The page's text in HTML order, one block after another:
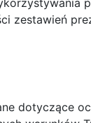
zestawień
dotyczące